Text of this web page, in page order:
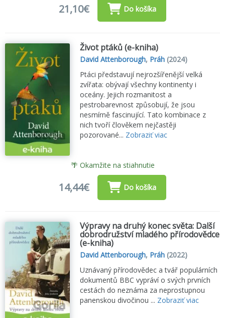
21,10€ Do košíka
Život ptáků (e-kniha)
David Attenborough, Práh (2024)
Ptáci představují nejrozšířenější velká
zvířata: obývají všechny kontinenty i
oceány. Jejich rozmanitost a
pestrobarevnost způsobují, že jsou
nesmírně fascinující. Tato kombinace z
nich tvoří člověkem nejčastěji
pozorované... Zobraziť viac
🌴 Okamžite na stiahnutie
14,44€ Do košíka
Výpravy na druhý konec světa: Další
dobrodružství mladého přírodovědce
(e-kniha)
David Attenborough, Práh (2022)
Uznávaný přírodovědec a tvář populárních
dokumentů BBC vypráví o svých prvních
cestách do neznáma za neprostupnou
panenskou divočinou ... Zobraziť viac